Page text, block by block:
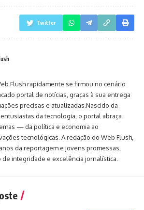
Twitter
Flush rapidamente se firmou no cenário
portal de notícias, graças à sua entrega
precisas e atualizadas.Nascido da
da tecnologia, o portal abraça
— da política e economia ao
tecnológicas. A redação do Web Flush,
da reportagem e jovens promessas,
de integridade e excelência jornalística.